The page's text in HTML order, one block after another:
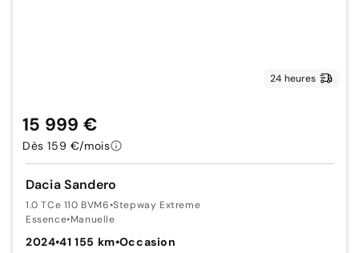
24 heures
Dacia Sandero
1.0 TCe 110 BVM6•Stepway Extreme
Essence•Manuelle
2024•41 155 km•Occasion
15 999 €
Dès 159 €/mois